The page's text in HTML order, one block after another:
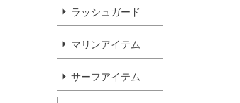
ラッシュガード
マリンアイテム
サーフアイテム